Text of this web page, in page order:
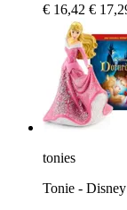
€ 16,42 €
tonies
Tonie -